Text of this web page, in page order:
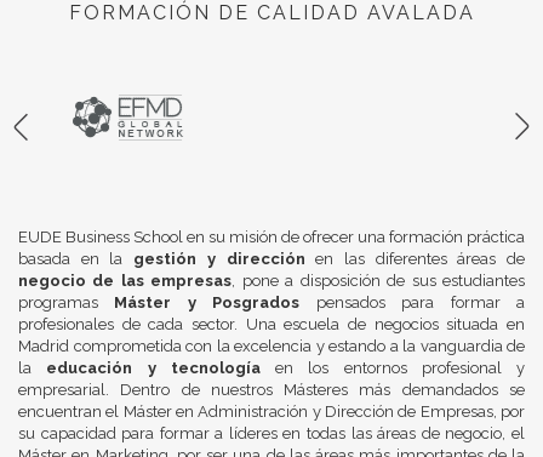
FORMACIÓN DE CALIDAD AVALADA
EUDE Business School en su misión de ofrecer una formación práctica
basada en la gestión y dirección en las diferentes áreas de
negocio de las empresas, pone a disposición de sus estudiantes
programas Máster y Posgrados pensados para formar a
profesionales de cada sector. Una escuela de negocios situada en
Madrid comprometida con la excelencia y estando a la vanguardia de
la educación y tecnologíaen los entornos profesional y
empresarial. Dentro de nuestros Másteres más demandados se
encuentran el Máster en Administración y Dirección de Empresas, por
su capacidad para formar a líderes en todas las áreas de negocio, el